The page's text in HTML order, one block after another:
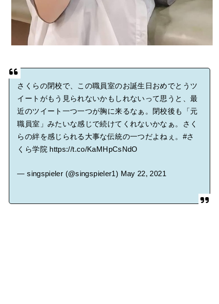
さくらの閉校で、この職員室のお誕生日おめでとうツ
イートがもう見られないかもしれないって思うと、最
近のツイート一つ一つが胸に来るなぁ。閉校後も「元
職員室」みたいな感じで続けてくれないかなぁ。さく
らの絆を感じられる大事な伝統の一つだよねぇ。 #さ
くら学院 https://t.co/KaMHpCsNdO
— singspieler (@singspieler1) May 22, 2021